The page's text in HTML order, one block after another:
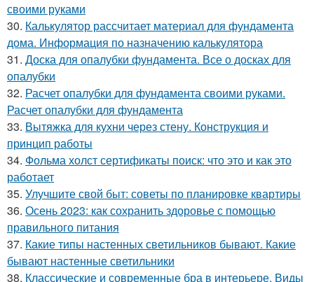
своими руками
30. Калькулятор рассчитает материал для фундамента
дома. Информация по назначению калькулятора
31. Доска для опалубки фундамента. Все о досках для
опалубки
32. Расчет опалубки для фундамента своими руками.
Расчет опалубки для фундамента
33. Вытяжка для кухни через стену. Конструкция и
принцип работы
34. Фольма холст сертификаты поиск: что это и как это
работает
35. Улучшите свой быт: советы по планировке квартиры
36. Осень 2023: как сохранить здоровье с помощью
правильного питания
37. Какие типы настенных светильников бывают. Какие
бывают настенные светильники
38. Классические и современные бра в интерьере. Виды